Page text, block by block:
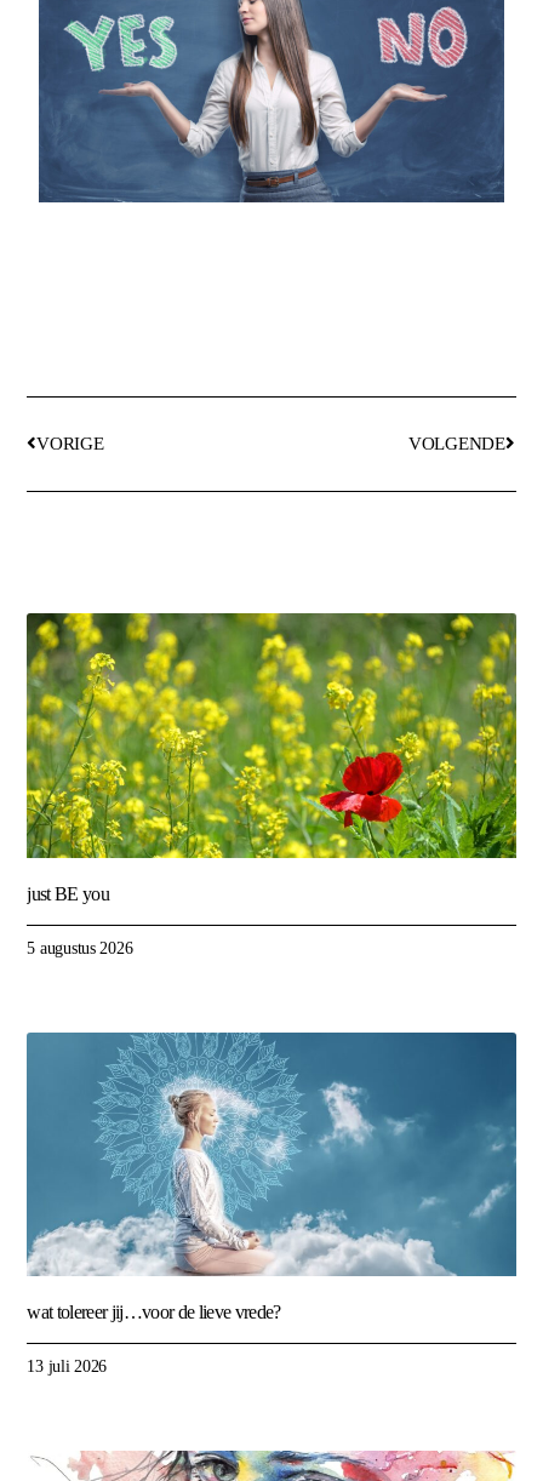
VORIGE VOLGENDE
just BE you
5 augustus 2026
wat tolereer jij…voor de lieve vrede?
13 juli 2026